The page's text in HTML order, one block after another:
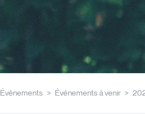
Événements Événements à venir